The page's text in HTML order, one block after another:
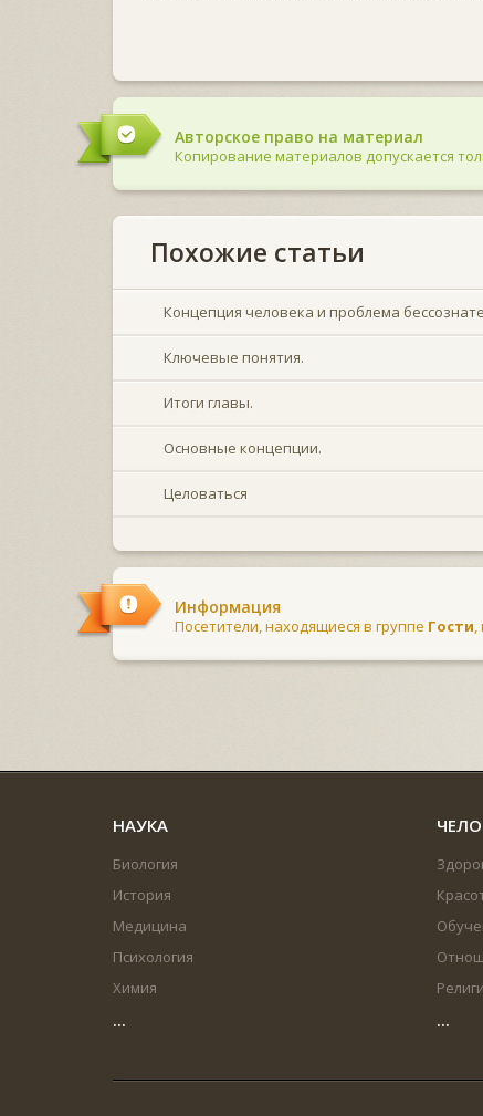
Авторское право на материал
Копирование материалов допускается
Похожие статьи
Концепция человека и проблема
Ключевые понятия.
Итоги главы.
Основные концепции.
Целоваться
Информация
Посетители, находящиеся в группе Гости,
НАУКА
Биология
История
Медицина
Психология
Химия
... ...